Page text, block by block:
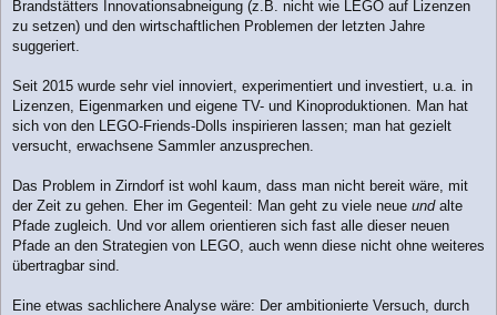
Brandstätters Innovationsabneigung (z.B. nicht wie LEGO auf Lizenzen
zu setzen) und den wirtschaftlichen Problemen der letzten Jahre
suggeriert.
Seit 2015 wurde sehr viel innoviert, experimentiert und investiert, u.a. in
Lizenzen, Eigenmarken und eigene TV- und Kinoproduktionen. Man hat
sich von den LEGO-Friends-Dolls inspirieren lassen; man hat gezielt
versucht, erwachsene Sammler anzusprechen.
Das Problem in Zirndorf ist wohl kaum, dass man nicht bereit wäre, mit
der Zeit zu gehen. Eher im Gegenteil: Man geht zu viele neue undalte
Pfade zugleich. Und vor allem orientieren sich fast alle dieser neuen
Pfade an den Strategien von LEGO, auch wenn diese nicht ohne weiteres
übertragbar sind.
Eine etwas sachlichere Analyse wäre: Der ambitionierte Versuch, durch